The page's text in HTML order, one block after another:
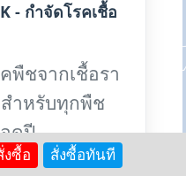
- กำจัดโรคเชื้อ
พืชจากเชื้อรา
ำหรับทุกพืช
ดปี
งซื้อ สั่งซื้อทันที